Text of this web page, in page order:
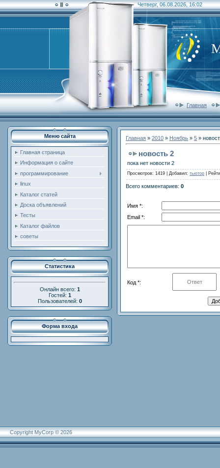
Четверг, 06.08.2026, 16:02
Главная
Меню сайта
Главная страница
Информация о сайте
программирование
linux
Каталог статей
Доска объявлений
Тесты
Каталог файлов
советы
Статистика
Онлайн всего: 1
Гостей: 1
Пользователей: 0
Форма входа
Главная » 2010 » Ноябрь » 5 »
новость 2
пока нет новости 2
Просмотров: 1419 | Добавил: тьютор
Всего комментариев: 0
Имя *:
Email *:
Код *:
Copyright MyCorp © 2026